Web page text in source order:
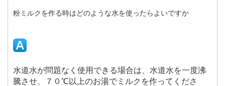
粉ミルクを作る時はどのような水を使ったらよいですか
水道水が問題なく使用できる場合は、水道水を一度沸
騰させ、７０℃以上のお湯でミルクを作ってくださ